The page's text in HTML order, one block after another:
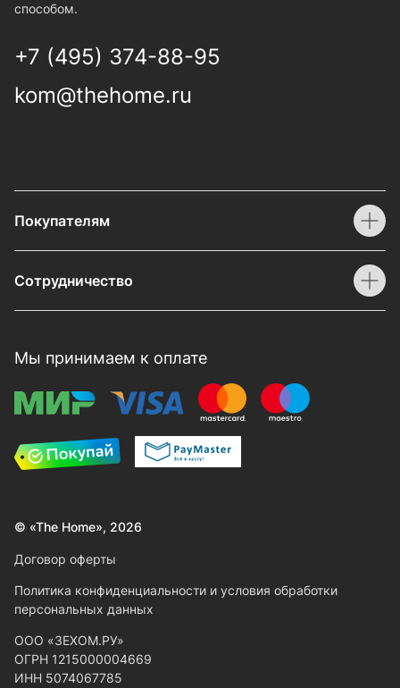
способом.
+7 (495) 374-88-95
kom@thehome.ru
Покупателям
Сотрудничество
Мы принимаем к оплате
© «The Home», 2026
Договор оферты
Политика конфиденциальности и условия обработки
персональных данных
ООО «ЗЕХОМ.РУ»
ОГРН 1215000004669
ИНН 5074067785